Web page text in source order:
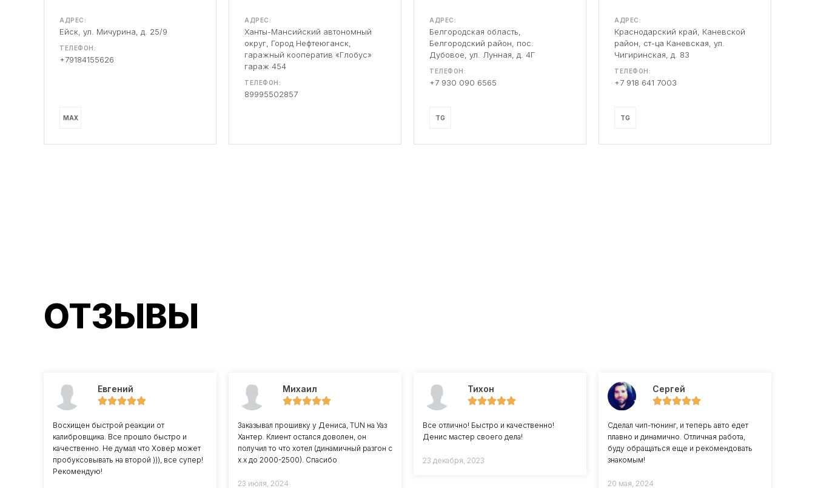
АДРЕС:
Ейск, ул. Мичурина, д. 25/9
ТЕЛЕФОН:
+79184155626
MAX
АДРЕС:
Ханты-Мансийский автономный
округ, Город Нефтеюганск,
гаражный кооператив «Глобус»
гараж 454
ТЕЛЕФОН:
89995502857
АДРЕС:
Белгородская область,
Белгородский район, пос.
Дубовое, ул. Лунная, д. 4Г
ТЕЛЕФОН:
+7 930 090 6565
TG
АДРЕС:
Краснодарский край, Каневской
район, ст-ца Каневская, ул.
Чигиринская, д. 83
ТЕЛЕФОН:
+7 918 641 7003
TG
ОТЗЫВЫ
Евгений
Восхищен быстрой реакции от
калибровщика. Все прошло быстро и
качественно. Не думал что Ховер может
пробуксовывать на второй ))), все супер!
Рекомендую!
Михаил
Заказывал прошивку у Дениса, TUN на Уаз
Хантер. Клиент остался доволен, он
получил то что хотел (динамичный разгон с
х.х до 2000-2500). Спасибо
23 июля, 2024
Тихон
Все отлично! Быстро и качественно!
Денис мастер своего дела!
23 декабря, 2023
Сергей
Сделал чип-тюнинг, и теперь авто едет
плавно и динамично. Отличная работа,
буду обращаться еще и рекомендовать
знакомым!
20 мая, 2024